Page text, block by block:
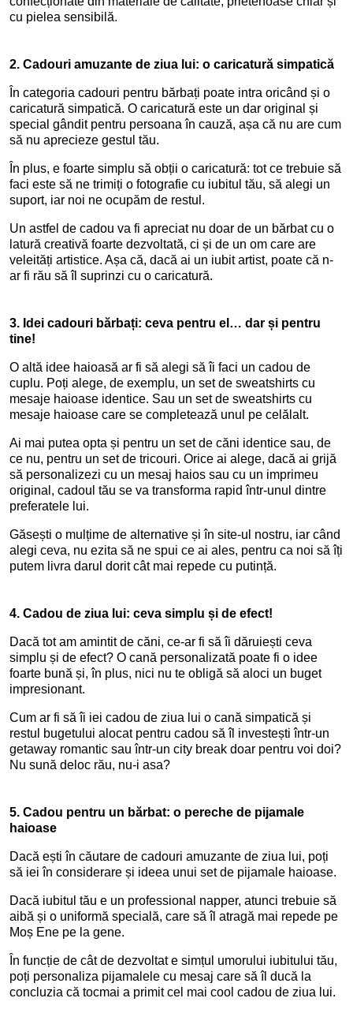
cu pielea sensibilă.
2. Cadouri amuzante de ziua lui: o caricatură simpatică
În categoria cadouri pentru bărbați poate intra oricând și o
caricatură simpatică. O caricatură este un dar original și
special gândit pentru persoana în cauză, așa că nu are cum
să nu aprecieze gestul tău.
În plus, e foarte simplu să obții o caricatură: tot ce trebuie să
faci este să ne trimiți o fotografie cu iubitul tău, să alegi un
suport, iar noi ne ocupăm de restul.
Un astfel de cadou va fi apreciat nu doar de un bărbat cu o
latură creativă foarte dezvoltată, ci și de un om care are
veleități artistice. Așa că, dacă ai un iubit artist, poate că n-
ar fi rău să îl suprinzi cu o caricatură.
3. Idei cadouri bărbați: ceva pentru el… dar și pentru
tine!
O altă idee haioasă ar fi să alegi să îi faci un cadou de
cuplu. Poți alege, de exemplu, un set de sweatshirts cu
mesaje haioase identice. Sau un set de sweatshirts cu
mesaje haioase care se completează unul pe celălalt.
Ai mai putea opta și pentru un set de căni identice sau, de
ce nu, pentru un set de tricouri. Orice ai alege, dacă ai grijă
să personalizezi cu un mesaj haios sau cu un imprimeu
original, cadoul tău se va transforma rapid într-unul dintre
preferatele lui.
Găsești o mulțime de alternative și în site-ul nostru, iar când
alegi ceva, nu ezita să ne spui ce ai ales, pentru ca noi să îți
putem livra darul dorit cât mai repede cu putință.
4. Cadou de ziua lui: ceva simplu și de efect!
Dacă tot am amintit de căni, ce-ar fi să îi dăruiești ceva
simplu și de efect? O cană personalizată poate fi o idee
foarte bună și, în plus, nici nu te obligă să aloci un buget
impresionant.
Cum ar fi să îi iei cadou de ziua lui o cană simpatică și
restul bugetului alocat pentru cadou să îl investești într-un
getaway romantic sau într-un city break doar pentru voi doi?
Nu sună deloc rău, nu-i asa?
5. Cadou pentru un bărbat: o pereche de pijamale
haioase
Dacă ești în căutare de cadouri amuzante de ziua lui, poți
să iei în considerare și ideea unui set de pijamale haioase.
Dacă iubitul tău e un professional napper, atunci trebuie să
aibă și o uniformă specială, care să îl atragă mai repede pe
Moș Ene pe la gene.
În funcție de cât de dezvoltat e simțul umorului iubitului tău,
poți personaliza pijamalele cu mesaj care să îl ducă la
concluzia că tocmai a primit cel mai cool cadou de ziua lui.